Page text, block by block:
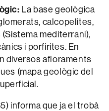
La base geològica
calcopelites,
mediterrani),
i porfirites. En
diversos afloraments
(mapa geològic del
informa que ja el trobà